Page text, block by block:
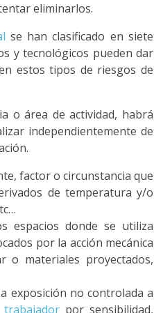
eliminarlos.
se han clasificado en siete
y tecnológicos pueden dar
estos tipos de riesgos de
o área de actividad, habrá
independientemente de
factor o circunstancia que
de temperatura y/o
espacios donde se utiliza
por la acción mecánica
o materiales proyectados,
exposición no controlada a
por sensibilidad,